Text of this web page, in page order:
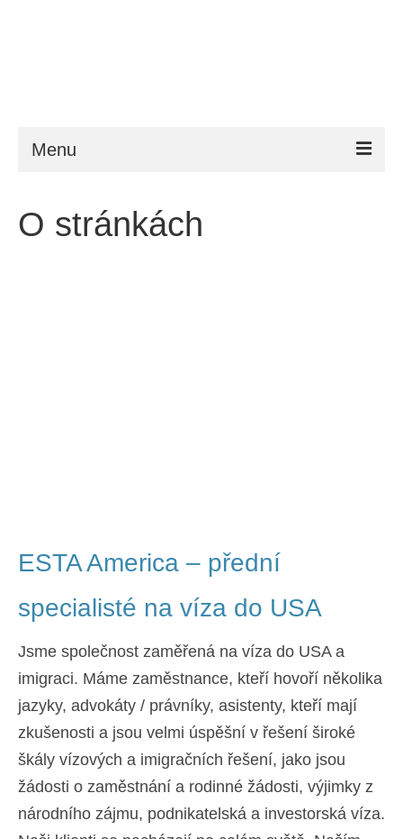
Menu
Požadavky
Dansk(Dánský)
Nederlands( Holandský)
English Angličtina
Eesti(Estonština)
Suomi Finský
Français(Francouzština)
Deutsch (Němec)
O stránkách
ESTA America – přední
specialisté na víza do USA
Jsme společnost zaměřená na víza do USA a
imigraci. Máme zaměstnance, kteří hovoří několika
jazyky, advokáty / právníky, asistenty, kteří mají
zkušenosti a jsou velmi úspěšní v řešení široké
škály vízových a imigračních řešení, jako jsou
žádosti o zaměstnání a rodinné žádosti, výjimky z
národního zájmu, podnikatelská a investorská víza.